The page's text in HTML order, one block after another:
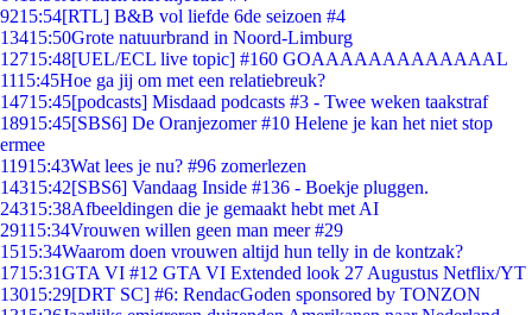
9215:54[RTL] B&B vol liefde 6de seizoen #4
13415:50Grote natuurbrand in Noord-Limburg
12715:48[UEL/ECL live topic] #160 GOAAAAAAAAAAAAAL
1115:45Hoe ga jij om met een relatiebreuk?
14715:45[podcasts] Misdaad podcasts #3 - Twee weken taakstraf
18915:45[SBS6] De Oranjezomer #10 Helene je kan het niet stop
ermee
11915:43Wat lees je nu? #96 zomerlezen
14315:42[SBS6] Vandaag Inside #136 - Boekje pluggen.
24315:38Afbeeldingen die je gemaakt hebt met AI
29115:34Vrouwen willen geen man meer #29
1515:34Waarom doen vrouwen altijd hun telly in de kontzak?
1715:31GTA VI #12 GTA VI Extended look 27 Augustus Netflix/YT
13015:29[DRT SC] #6: RendacGoden sponsored by TONZON